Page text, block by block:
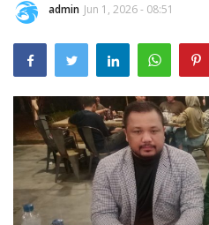
NASIONAL
Kepri
BISNIS
TRAVEL
admin Jun 1, 2026 - 08:51